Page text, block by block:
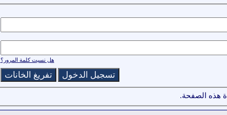
هل نسيت كلمة المرور؟
هذه الصفحة.